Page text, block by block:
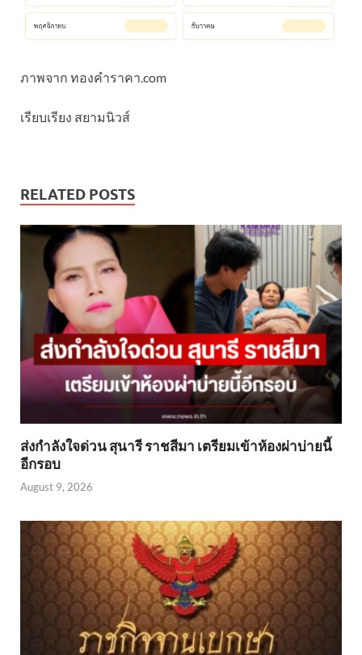
ภาพจาก ทองคำราคา.com
เรียบเรียง สยามนิวส์
RELATED POSTS
ส่งกำลังใจด่วน สุนารี ราชสีมา เตรียมเข้าห้องผ่าบ่ายนี้
อีกรอบ
August 9, 2026